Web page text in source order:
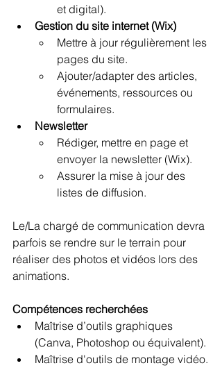
et digital).
Gestion du site internet (Wix)
Mettre à jour régulièrement les
pages du site.
Ajouter/adapter des articles,
événements, ressources ou
formulaires.
Newsletter
Rédiger, mettre en page et
envoyer la newsletter (Wix).
Assurer la mise à jour des
listes de diffusion.
Le/La chargé de communication devra
parfois se rendre sur le terrain pour
réaliser des photos et vidéos lors des
animations.
Compétences recherchées
Maîtrise d’outils graphiques
(Canva, Photoshop ou équivalent).
Maîtrise d'outils de montage vidéo.